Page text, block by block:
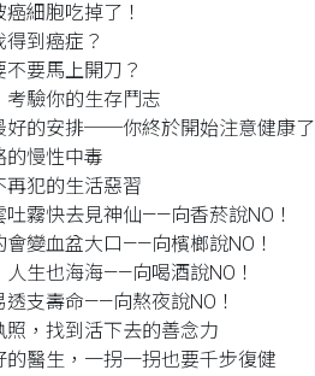
細胞吃掉了！
到癌症？
要馬上開刀？
考驗你的生存鬥志
好的安排──你終於開始注意健康了
的慢性中毒
再犯的生活惡習
吐霧快去見神仙——向香菸說NO！
會變血盆大口——向檳榔說NO！
人生也海海——向喝酒說NO！
透支壽命——向熬夜說NO！
照，找到活下去的善念力
的醫生，一拐一拐也要千步復健